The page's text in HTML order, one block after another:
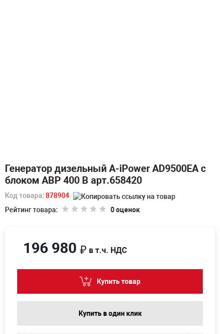
Генератор дизельный A-iPower AD9500EA c
блоком АВР 400 В арт.658420
Код товара: 878904
Рейтинг товара:
0 оценок
196 980 ₽ в т.ч. НДС
Купить товар
Купить в один клик